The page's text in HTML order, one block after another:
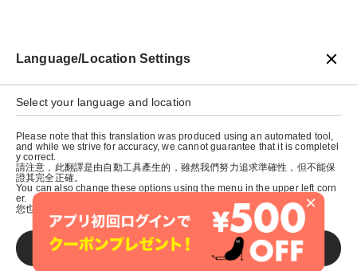
×
Language/Location Settings
Select your language and location
Please note that this translation was produced using an automated tool,
and while we strive for accuracy, we cannot guarantee that it is completel
y correct.
請注意，此翻譯是由自動工具產生的，雖然我們努力追求準確性，但不能保
證其完全正確。
You can also change these options using the menu in the upper left corn
er.
您也可以使用左上角的選單來更改這些選項。
SAVE